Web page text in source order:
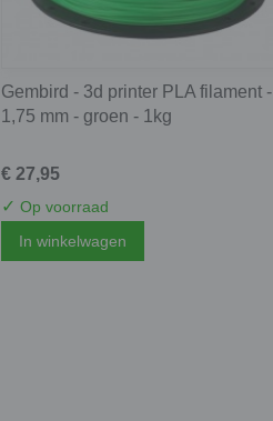
Gembird - 3d printer PLA filament -
1,75 mm - groen - 1kg
€ 27,95
✓ Op voorraad
In winkelwagen